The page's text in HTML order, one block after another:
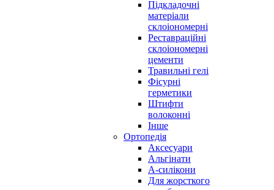
Підкладочні
матеріали
склоіономерні
Реставраційні
склоіономерні
цементи
Травильні гелі
Фісурні
герметики
Штифти
волоконні
Інше
Ортопедія
Аксесуари
Альгінати
А-силікони
Для жорсткого